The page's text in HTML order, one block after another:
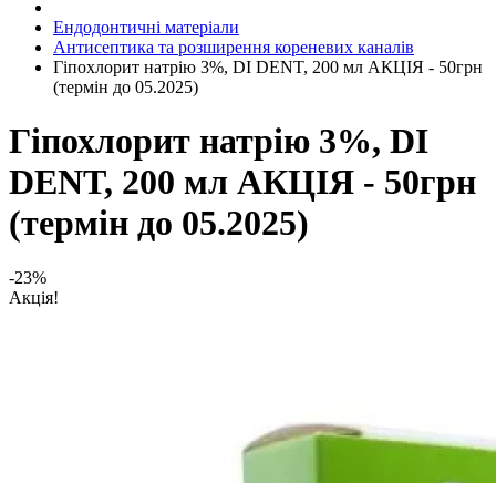
Ендодонтичні матеріали
Антисептика та розширення кореневих каналів
Гіпохлорит натрію 3%, DI DENT, 200 мл АКЦІЯ - 50грн
(термін до 05.2025)
Гіпохлорит натрію 3%, DI
DENT, 200 мл АКЦІЯ - 50грн
(термін до 05.2025)
-23%
Акція!